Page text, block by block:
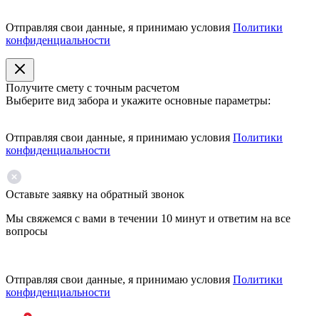
Отправляя свои данные, я принимаю условия Политики
конфиденциальности
Получите смету с точным расчетом
Выберите вид забора и укажите основные параметры:
Отправляя свои данные, я принимаю условия Политики
конфиденциальности
Оставьте заявку на обратный звонок
Мы свяжемся с вами в течении 10 минут и ответим на все
вопросы
Отправляя свои данные, я принимаю условия Политики
конфиденциальности